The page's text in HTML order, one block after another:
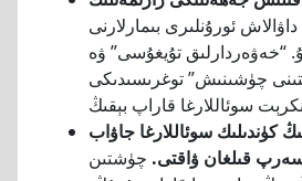
ئورۇنلىرى بىمارلارنى
“خەۋەردارلىق تۇيغۇسى” ۋە
چۈشىنىش” توغرىسىدىكى
كۈندىلىك سوئاللارغا جاۋاب
قىلغان ۋاقتى. چۈشتىن